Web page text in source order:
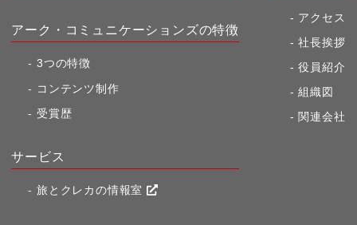
アーク・コミュニケーションズの特徴
3つの特徴
コンテンツ制作
受賞歴
サービス
旅とクレカの情報室
アクセス
社長挨拶
役員紹介
組織図
関連会社